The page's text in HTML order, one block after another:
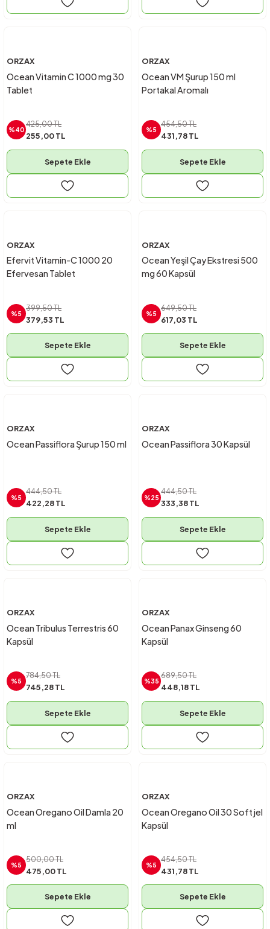
ORZAX
Ocean Vitamin C 1000 mg 30
Tablet
%40
425,00 TL
255,00 TL
Sepete Ekle
ORZAX
Ocean VM Şurup 150 ml
Portakal Aromalı
%5
454,50 TL
431,78 TL
Sepete Ekle
ORZAX
Efervit Vitamin-C 1000 20
Efervesan Tablet
%5
399,50 TL
379,53 TL
Sepete Ekle
ORZAX
Ocean Yeşil Çay Ekstresi 500
mg 60 Kapsül
%5
649,50 TL
617,03 TL
Sepete Ekle
ORZAX
Ocean Passiflora Şurup 150 ml
%5
444,50 TL
422,28 TL
Sepete Ekle
ORZAX
Ocean Passiflora 30 Kapsül
%25
444,50 TL
333,38 TL
Sepete Ekle
ORZAX
Ocean Tribulus Terrestris 60
Kapsül
%5
784,50 TL
745,28 TL
Sepete Ekle
ORZAX
Ocean Panax Ginseng 60
Kapsül
%35
689,50 TL
448,18 TL
Sepete Ekle
ORZAX
Ocean Oregano Oil Damla 20
ml
%5
500,00 TL
475,00 TL
Sepete Ekle
ORZAX
Ocean Oregano Oil 30 Softjel
Kapsül
%5
454,50 TL
431,78 TL
Sepete Ekle